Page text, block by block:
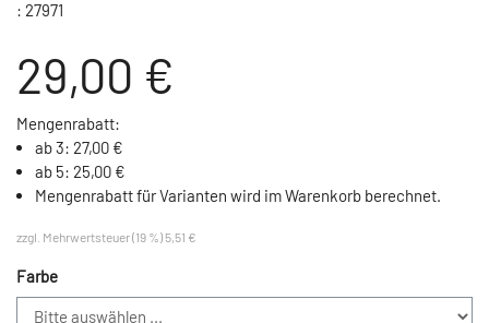
: 27971
29,00 €
Mengenrabatt:
ab 3: 27,00 €
ab 5: 25,00 €
Mengenrabatt für Varianten wird im Warenkorb berechnet.
zzgl. Mehrwertsteuer (19 %) 5,51 €
Farbe